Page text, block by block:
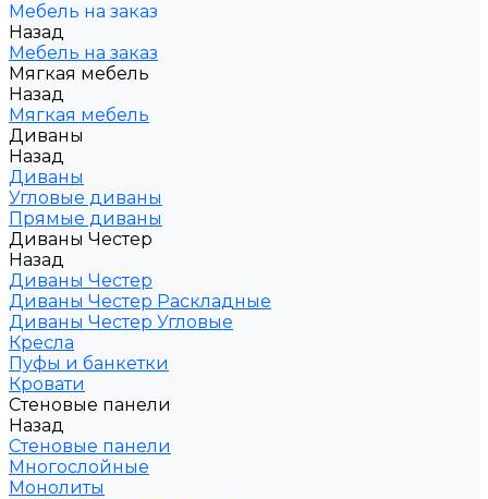
Мебель на заказ
Назад
Мебель на заказ
Мягкая мебель
Назад
Мягкая мебель
Диваны
Назад
Диваны
Угловые диваны
Прямые диваны
Диваны Честер
Назад
Диваны Честер
Диваны Честер Раскладные
Диваны Честер Угловые
Кресла
Пуфы и банкетки
Кровати
Стеновые панели
Назад
Стеновые панели
Многослойные
Монолиты